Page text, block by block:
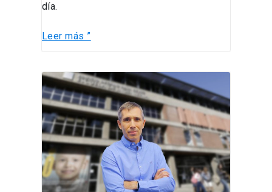
día.
Leer más ”
Profesor
Santiago
Mingo
es
entrevistado
en
Radio
TXS